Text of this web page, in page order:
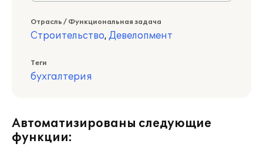
Отрасль / Функциональная задача
Строительство, Девелопмент
Теги
бухгалтерия
Автоматизированы следующие
функции: